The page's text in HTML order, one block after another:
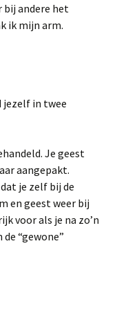
bij andere het
ik mijn arm.
jezelf in twee
Je geest
aangepakt.
je zelf bij de
en geest weer bij
voor als je na zo’n
“gewone”